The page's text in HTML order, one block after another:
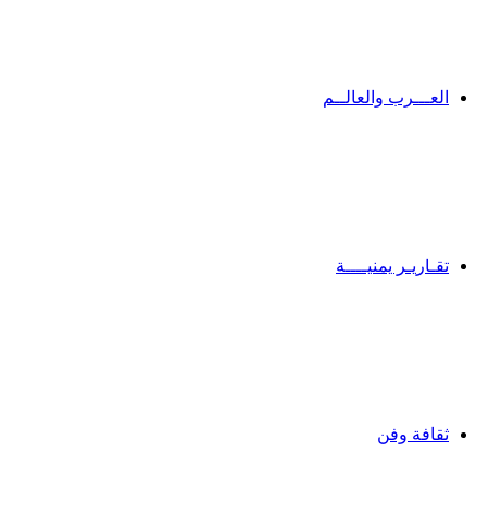
العـــرب والعالــم
تقـاريـر يمنيــــة
ثقافة وفن